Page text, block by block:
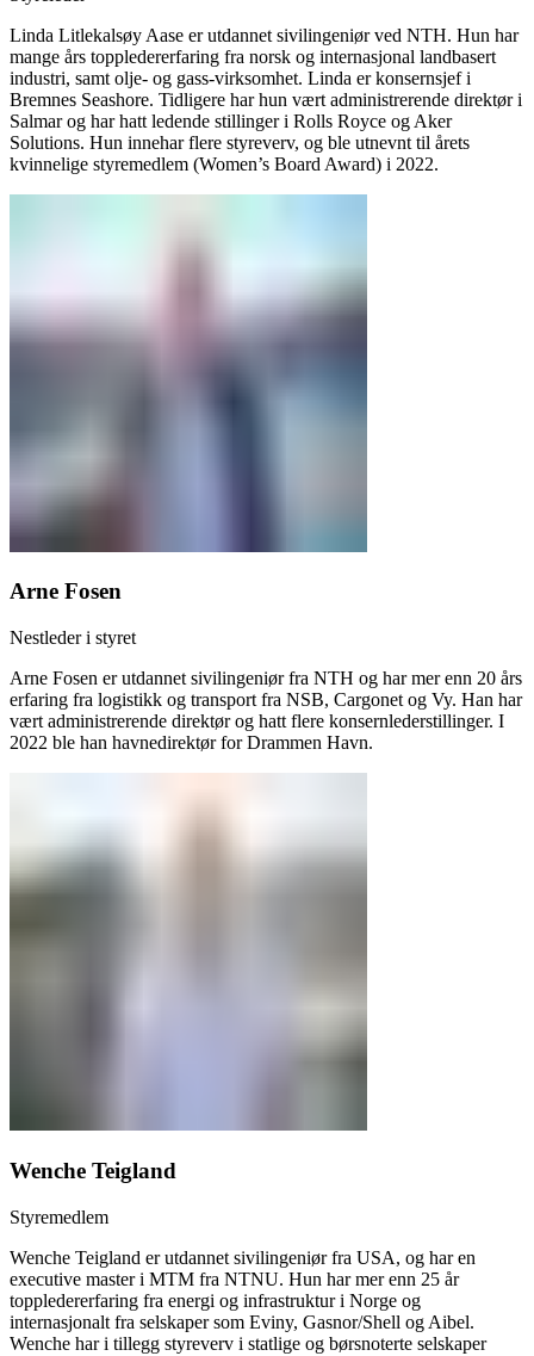
Linda Litlekalsøy Aase er utdannet sivilingeniør ved NTH. Hun har
mange års toppledererfaring fra norsk og internasjonal landbasert
industri, samt olje- og gass-virksomhet. Linda er konsernsjef i
Bremnes Seashore. Tidligere har hun vært administrerende direktør i
Salmar og har hatt ledende stillinger i Rolls Royce og Aker
Solutions. Hun innehar flere styreverv, og ble utnevnt til årets
kvinnelige styremedlem (Women’s Board Award) i 2022.
Arne Fosen
Nestleder i styret
Arne Fosen er utdannet sivilingeniør fra NTH og har mer enn 20 års
erfaring fra logistikk og transport fra NSB, Cargonet og Vy. Han har
vært administrerende direktør og hatt flere konsernlederstillinger. I
2022 ble han havnedirektør for Drammen Havn.
Wenche Teigland
Styremedlem
Wenche Teigland er utdannet sivilingeniør fra USA, og har en
executive master i MTM fra NTNU. Hun har mer enn 25 år
toppledererfaring fra energi og infrastruktur i Norge og
internasjonalt fra selskaper som Eviny, Gasnor/Shell og Aibel.
Wenche har i tillegg styreverv i statlige og børsnoterte selskaper